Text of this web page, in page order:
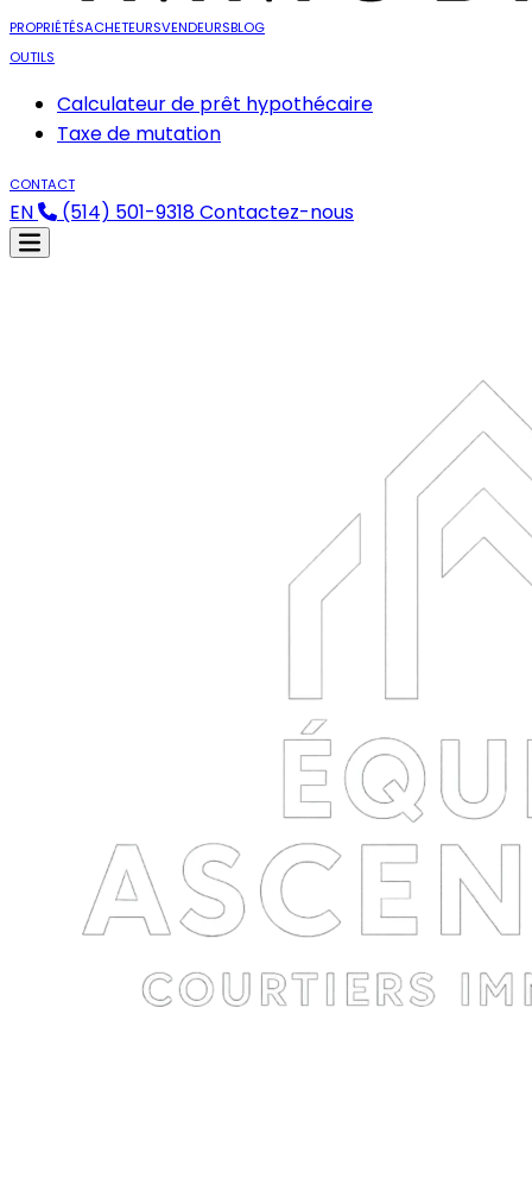
PROPRIÉTÉSACHETEURSVENDEURSBLOG
OUTILS
Calculateur de prêt hypothécaire
Taxe de mutation
CONTACT
EN (514) 501-9318Contactez-nous